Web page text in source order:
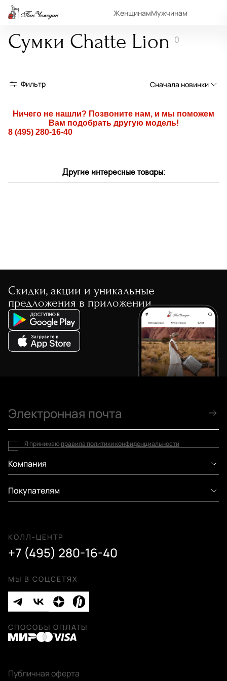
ЖенщинамМужчинам
Сумки Chatte Lion 0
Фильтр Сначала новинки
Сначала новинки
Сначала популярные
По размеру скидки
Ничего не нашли? Позвоните нам, и мы поможем
Вам подобрать другую модель!
8 (495) 280-16-40
Другие интересные товары:
Скидки, акции и уникальные
предложения в приложении
Компания
Покупателям
КОЛЛ-ЦЕНТР
+7 (495) 280-16-40
МЫ В СОЦСЕТЯХ
Я принимаю правила политики конфиденциальности
Публичная оферта
СПОСОБЫ ОПЛАТЫ